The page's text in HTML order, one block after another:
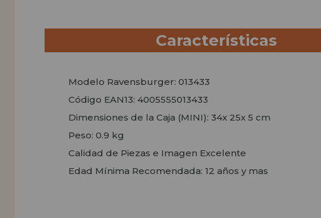
Características
Modelo Ravensburger: 013433
Código EAN13: 4005555013433
Dimensiones de la Caja (MINI): 34x 25x 5 cm
Peso: 0.9 kg
Calidad de Piezas e Imagen Excelente
Edad Mínima Recomendada: 12 años y mas